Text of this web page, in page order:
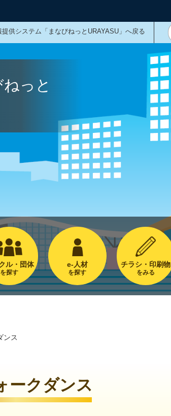
供システム「まなびねっとURAYASU」へ戻る
っと
ル・団体
を探す
e-人材
を探す
チラシ・印刷物
をみる
ンス
ークダンス